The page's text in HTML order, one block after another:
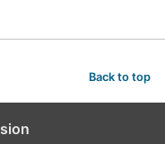
Back to top